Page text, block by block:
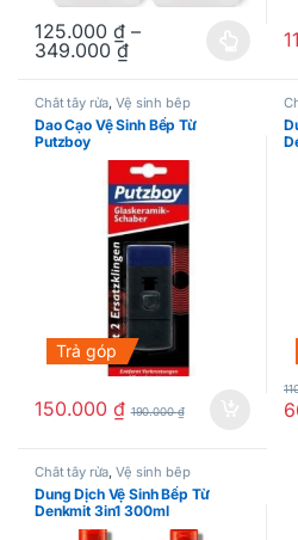
125.000 ₫–
349.000₫
Sản phẩm này có nhiều biến thể.
Chất tẩy rửa,Vệ sinh bếp
Dao Cạo Vệ Sinh Bếp Từ
Putzboy
Trả góp
150.000 ₫ 190.000₫
Chất tẩy rửa,Vệ sinh bếp
Dung Dịch Vệ Sinh Bếp Từ
Denkmit 3in1 300ml